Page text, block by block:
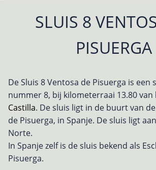
SLUIS 8
PISUERGA
De Sluis 8 Ventosa de Pisuerga is een
nummer 8, bij kilometerraai 13.80 van
Castilla. De sluis ligt in de buurt van
de Pisuerga, in Spanje. De sluis ligt
Norte.
In Spanje zelf is de sluis bekend als
Pisuerga.